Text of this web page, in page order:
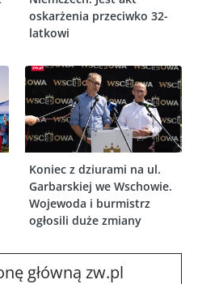
oskarżenia przeciwko 32-
latkowi
Koniec z dziurami na ul.
Garbarskiej we Wschowie.
Wojewoda i burmistrz
ogłosili duże zmiany
główną zw.pl